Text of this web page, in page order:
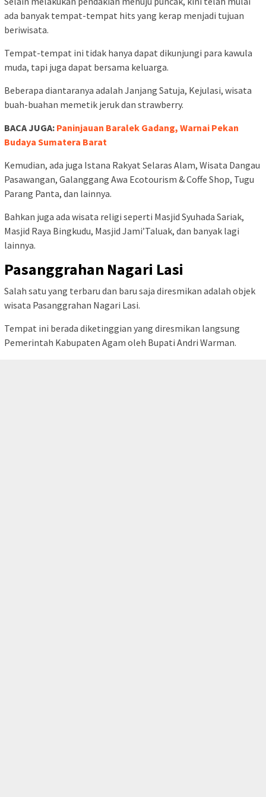
ada banyak tempat-tempat hits yang kerap menjadi tujuan
beriwisata.
Tempat-tempat ini tidak hanya dapat dikunjungi para kawula
muda, tapi juga dapat bersama keluarga.
Beberapa diantaranya adalah Janjang Satuja, Kejulasi, wisata
buah-buahan memetik jeruk dan strawberry.
BACA JUGA: Paninjauan Baralek Gadang, Warnai Pekan
Budaya Sumatera Barat
Kemudian, ada juga Istana Rakyat Selaras Alam, Wisata Dangau
Pasawangan, Galanggang Awa Ecotourism & Coffe Shop, Tugu
Parang Panta, dan lainnya.
Bahkan juga ada wisata religi seperti Masjid Syuhada Sariak,
Masjid Raya Bingkudu, Masjid Jami’Taluak, dan banyak lagi
lainnya.
Pasanggrahan Nagari Lasi
Salah satu yang terbaru dan baru saja diresmikan adalah objek
wisata Pasanggrahan Nagari Lasi.
Tempat ini berada diketinggian yang diresmikan langsung
Pemerintah Kabupaten Agam oleh Bupati Andri Warman.